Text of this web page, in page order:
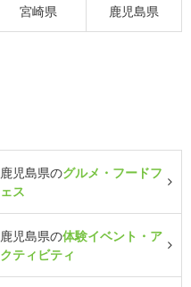
宮崎県 鹿児島県
鹿児島県のグルメ・フードフ
ェス
鹿児島県の体験イベント・ア
クティビティ